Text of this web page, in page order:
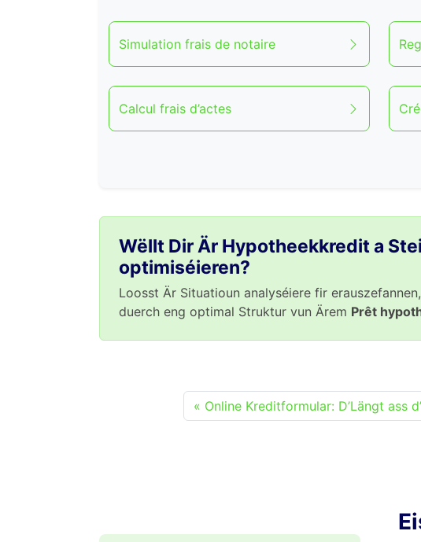
Simulation frais de notaire
Calcul frais d’actes
Wëllt Dir Är Hypotheekkredit a
optimiséieren?
Loosst Är Situatioun analyséiere fir
duerch eng optimal Struktur vun Ärem Prêt
Online Kreditformular: D’Längt ass